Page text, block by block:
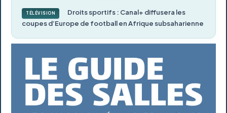
TÉLÉVISION
Droits sportifs : Canal+ diffusera les
coupes d’Europe de football en Afrique subsaharienne